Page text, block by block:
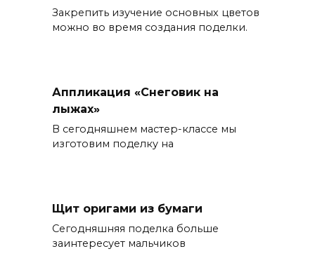
Закрепить изучение основных цветов
можно во время создания поделки.
Аппликация «Снеговик на
лыжах»
В сегодняшнем мастер-классе мы
изготовим поделку на
Щит оригами из бумаги
Сегодняшняя поделка больше
заинтересует мальчиков